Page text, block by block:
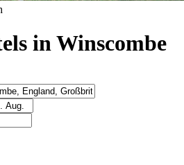
in Winscombe